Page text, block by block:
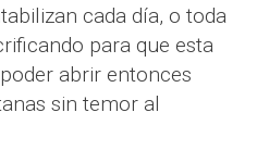
cada día, o toda
para que esta
abrir entonces
sin temor al